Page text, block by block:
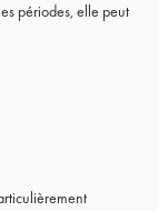
périodes, elle peut